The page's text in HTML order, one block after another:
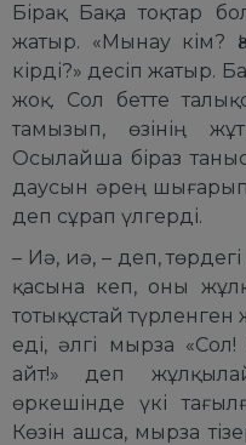
Бірақ Бақа тоқтар
жатыр. «Мынау кім?
кірді?» десіп жатыр.
жоқ. Сол бетте
тамызып, өзінің
Осылайша біраз
даусын әрең шығарып
деп сұрап үлгерді.
– Иә, иә, – деп,
қасына кеп, оны
тотықұстай
еді, әлгі мырза
айт!» деп
өркешінде үкі
Көзін ашса, мырза